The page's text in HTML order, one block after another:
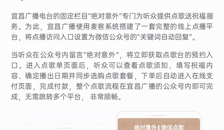
宜昌广播电台的固定栏目“绝对意外”专门为听众提供点歌送祝福服
务。为此，宜昌广播使用麦客系统搭建了一套完整的线上点播平
台，将点播访问入口设置为微信公众号的“关键词自动回复”。
当听众在公众号内留言“绝对意外”，将立即获取点歌台的预约入
口。进入点歌单页面后，听众可以查看点歌须知、填写祝福内
容、确定播出日期并同步选购点歌套餐，下单后自动进入在线支
付页面，完成付款，整个点歌流程在宜昌广播的公众号内即可完
成，无需跳转多个平台， 非常顺畅。